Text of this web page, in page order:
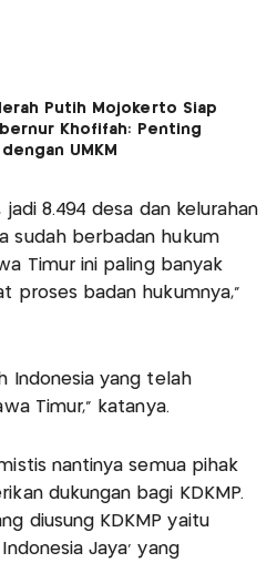
Putih Mojokerto Siap
Khofifah: Penting
UMKM
8.494 desa dan kelurahan
sudah berbadan hukum
Timur ini paling banyak
proses badan hukumnya,"
Indonesia yang telah
Timur," katanya.
nantinya semua pihak
dukungan bagi KDKMP.
diusung KDKMP yaitu
Jaya' yang